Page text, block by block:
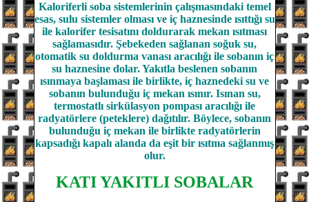
Kaloriferli soba sistemlerinin çalışmasındaki temel
esas, sulu sistemler olması ve iç haznesinde ısıttığı su
ile kalorifer tesisatını doldurarak mekan ısıtması
sağlamasıdır. Şebekeden sağlanan soğuk su,
otomatik su doldurma vanası aracılığı ile sobanın iç
su haznesine dolar. Yakıtla beslenen sobanın
ısınmaya başlaması ile birlikte, iç haznedeki su ve
sobanın bulunduğu iç mekan ısınır. Isınan su,
termostatlı sirkülasyon pompası aracılığı ile
radyatörlere (peteklere) dağıtılır. Böylece, sobanın
bulunduğu iç mekan ile birlikte radyatörlerin
kapsadığı kapalı alanda da eşit bir ısıtma sağlanmış
olur.
KATI YAKITLI SOBALAR